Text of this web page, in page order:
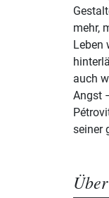
mehr,
Leben
auch
Angst
seiner